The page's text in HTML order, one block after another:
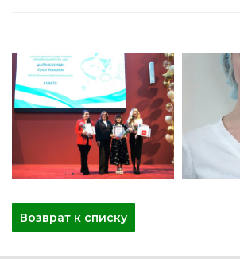
Возврат к списку